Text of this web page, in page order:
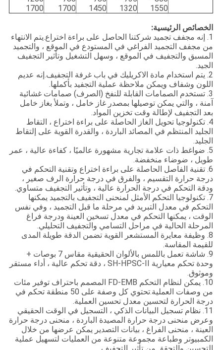
1550
1320
1450
1700
1700
الخصائص الرئيسية:
1. إنه مجفف تجميد شركتنا الحاصل على براءة اختراع.يتم الانتهاء
من مجفف التجميد الفراغي في المستودع في الموقع ، والتجميد
المسبق والتجفيف في الموقع ، وسهل التشغيل وتأثير التجفيف
الجيد.
2. يتم استخدام مادة الاكريليك في باب غرفة التجفيف.إنه عديم
اللون وشفاف ويمكن ملاحظة عملية التجفيد بأكملها.
3. تستخدم الصمامات القابلة للنفخ (الصرف) صمامات غشائية
آمنة ، والتي يمكن توصيلها بمصدر غاز خامل ، وتملأ بغاز خامل
بعد التجفيف لإطالة وقت تخزين المواد.
4. تكنولوجيا تحويل الغاز الحاصلة على براءة اختراع ، التقاط
الجليد المنتظم في المصائد الباردة ، والقدرة القوية على إلتقاط
الجليد.
5. ضواغط ذات علامة تجارية مشهورة عالميًا ، كفاءة عالية ، عمر
طويل ، ضوضاء منخفضة.
6. تقنية الفاصل الحاصلة على براءة اختراع وتقنية التحكم في
درجة حرارة التقسيم ، والفرق في درجة حرارة الرف صغير ،
ودقة التحكم في درجة الحرارة عالية ، وتأثير التجفيف متساوي.
7. تكنولوجيا التحكم الأمثل لمنحنى التجفيف بالتجميد يمكنها
التحكم في معدل التبريد في مرحلة ما قبل التجميد ، وفي نفس
الوقت ، يمكنها التحكم في معدل تسخين العينة ودرجة فراغ
المرحلة الحالية في مراحل التسامي والتجفيف التحليلي.
8. وظيفة معايرة المستشعر القوية تضمن الدقة طويلة المدى
للقيمة المقاسة.
9. شاشة تعمل باللمس بالألوان الحقيقية مقاس 7 بوصات +
وحدة تحكم معيارية SH-HPSC-II ، دقة تحكم عالية ، أداء مستقر
وموثوق.
10. يمكن لنظام التحكم FD-EMB المصمم باحتراف توفير مئات
من وصفات العملية.تحتوي كل وصفة على 50 منطقة تحكم في
درجة الحرارة لتحسين معدل تحسين العملية.
11. نظام تسجيل البيانات الذكي ، التسجيل في الوقت الحقيقي
وعرض منحنى درجة حرارة المصيدة الباردة ، منحنى درجة حرارة
العينة ، منحنى الفراغ ، بيانات التصدير يمكن عرضها من خلال
الكمبيوتر وطباعة مجموعة متنوعة من العمليات لتسهيل عملية